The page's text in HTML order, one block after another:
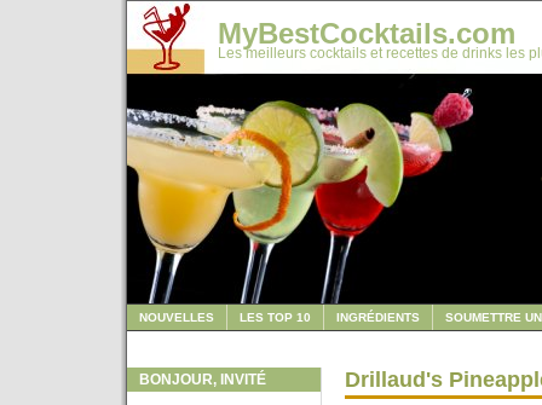
MyBestCocktails.com
Les meilleurs cocktails et recettes de drinks les
NOUVELLES LES TOP 10 INGRÉDIENTS SOUMETTRE
BONJOUR, INVITÉ Drillaud's